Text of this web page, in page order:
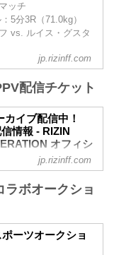
イトは11:30開始予定
ことがありますので
：徒歩 約18分
：徒歩 約1...
ッチ
5分3R（71.0kg）
vs. ルイス・グスタ
リー・カイウェン
5分3R（66.0kg）
イウェン
jp.rizinff.com
配信チケット
イブ配信中！
情報 - RIZIN
オフィシ
100 CLUB、RIZIN
ケットは、大会前日
jp.rizinff.com
ボオークショ
ーツオークショ